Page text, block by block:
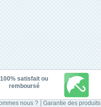
100% satisfait ou
remboursé
nous ? Garantie des produits